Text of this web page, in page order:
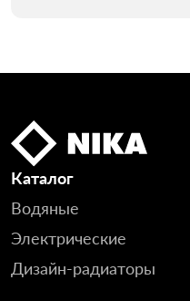
Каталог
Водяные
Электрические
Дизайн-радиаторы